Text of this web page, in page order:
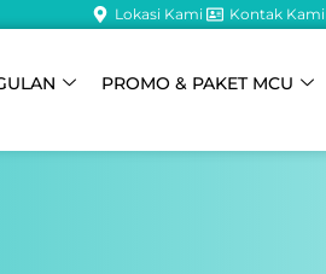
Lokasi Kami Kontak Kami
PROMO & PAKET MCU